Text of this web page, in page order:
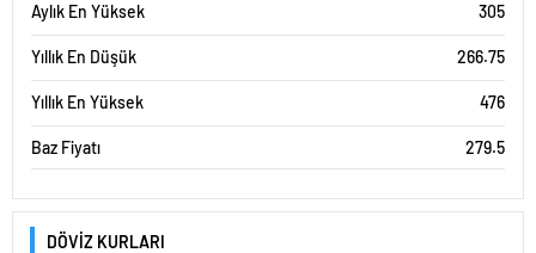
Aylık En Yüksek 305
Yıllık En Düşük 266.75
Yıllık En Yüksek 476
Baz Fiyatı 279.5
DÖVİZ KURLARI